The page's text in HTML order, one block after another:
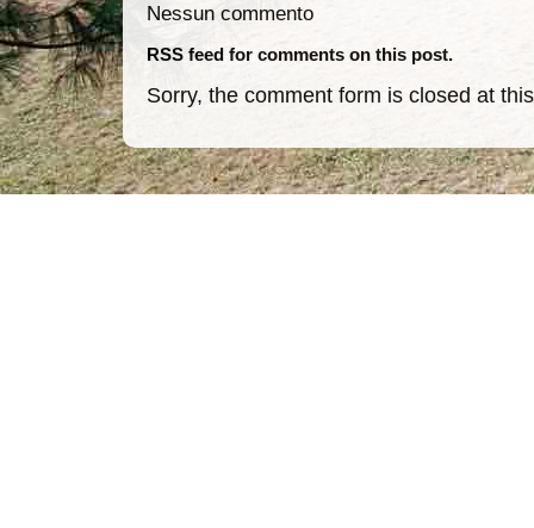
Nessun commento
RSS feed for comments on this post.
Sorry, the comment form is closed at